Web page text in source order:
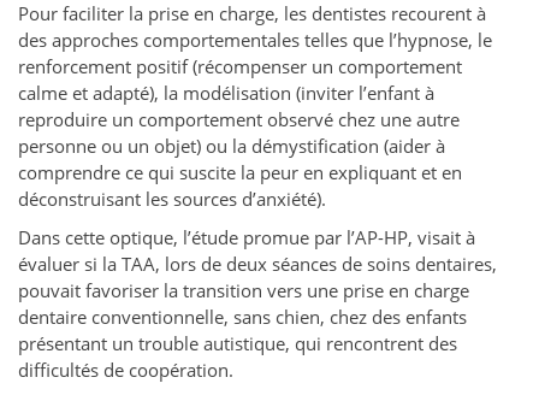
Pour faciliter la prise en charge, les dentistes recourent à
des approches comportementales telles que l’hypnose, le
renforcement positif (récompenser un comportement
calme et adapté), la modélisation (inviter l’enfant à
reproduire un comportement observé chez une autre
personne ou un objet) ou la démystification (aider à
comprendre ce qui suscite la peur en expliquant et en
déconstruisant les sources d’anxiété).
Dans cette optique, l’étude promue par l’AP-HP, visait à
évaluer si la TAA, lors de deux séances de soins dentaires,
pouvait favoriser la transition vers une prise en charge
dentaire conventionnelle, sans chien, chez des enfants
présentant un trouble autistique, qui rencontrent des
difficultés de coopération.